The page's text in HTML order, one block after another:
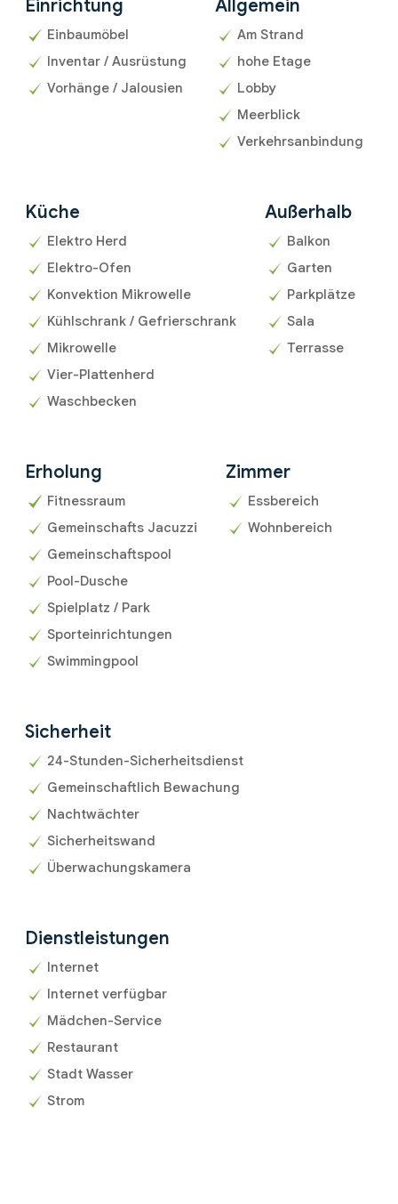
Einrichtung
Einbaumöbel
Inventar / Ausrüstung
Vorhänge / Jalousien
Allgemein
Am Strand
hohe Etage
Lobby
Meerblick
Verkehrsanbindung
Küche
Elektro Herd
Elektro-Ofen
Konvektion Mikrowelle
Kühlschrank / Gefrierschrank
Mikrowelle
Vier-Plattenherd
Waschbecken
Außerhalb
Balkon
Garten
Parkplätze
Sala
Terrasse
Erholung
Fitnessraum
Gemeinschafts Jacuzzi
Gemeinschaftspool
Pool-Dusche
Spielplatz / Park
Sporteinrichtungen
Swimmingpool
Zimmer
Essbereich
Wohnbereich
Sicherheit
24-Stunden-Sicherheitsdienst
Gemeinschaftlich Bewachung
Nachtwächter
Sicherheitswand
Überwachungskamera
Dienstleistungen
Internet
Internet verfügbar
Mädchen-Service
Restaurant
Stadt Wasser
Strom